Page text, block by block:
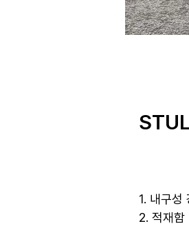
1. 내구성
2. 적재함